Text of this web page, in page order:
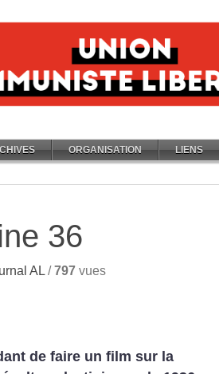
ORGANISATION LIENS
36
AL /797 vues
de faire un film sur la